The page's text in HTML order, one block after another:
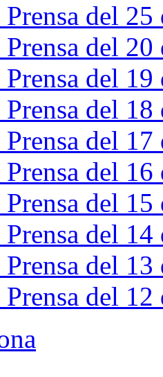
del
del
del
del
del
del
del
del
del
del